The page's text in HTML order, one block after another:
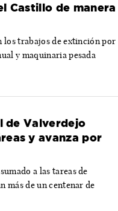
Castillo de manera
los trabajos de extinción por
y maquinaria pesada
de Valverdejo
y avanza por
a las tareas de
más de un centenar de